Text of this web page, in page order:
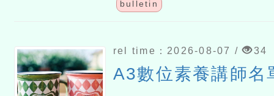
bulletin
rel time：2026-08-07 / 34
A3數位素養講師名